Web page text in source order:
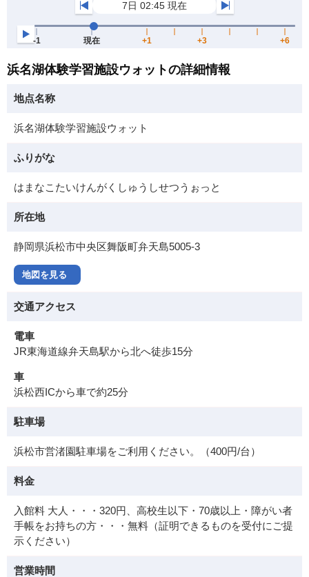
浜名湖体験学習施設ウォットの詳細情報
地点名称
浜名湖体験学習施設ウォット
ふりがな
はまなこたいけんがくしゅうしせつうぉっと
所在地
静岡県浜松市中央区舞阪町弁天島5005-3
地図を見る
交通アクセス
電車
JR東海道線弁天島駅から北へ徒歩15分
車
浜松西ICから車で約25分
駐車場
浜松市営渚園駐車場をご利用ください。（400円/台）
料金
入館料 大人・・・320円、高校生以下・70歳以上・障がい者
手帳をお持ちの方・・・無料（証明できるものを受付にご提
示ください）
営業時間